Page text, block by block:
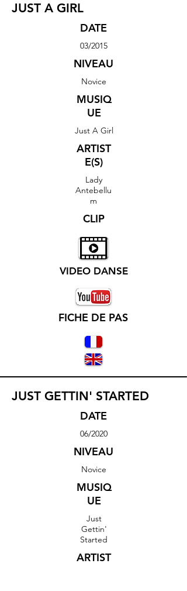
JUST A GIRL
DATE
03/2015
NIVEAU
Novice
MUSIQ
UE
Just A Girl
ARTIST
E(S)
Lady
Antebellu
m
CLIP
VIDEO DANSE
FICHE DE PAS
JUST GETTIN' STARTED
DATE
06/2020
NIVEAU
Novice
MUSIQ
UE
Just
Gettin'
Started
ARTIST